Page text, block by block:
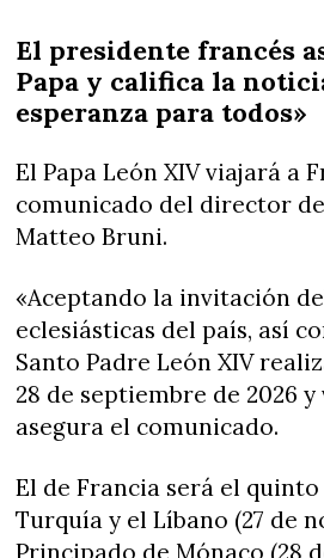
El presidente francés
Papa y califica la
esperanza para todos»
El Papa León XIV viajará a
comunicado del director
Matteo Bruni.
«Aceptando la invitación
eclesiásticas del país, así
Santo Padre León XIV
28 de septiembre de 2026
asegura el comunicado.
El de Francia será el
Turquía y el Líbano (27 de
Principado de Mónaco (28